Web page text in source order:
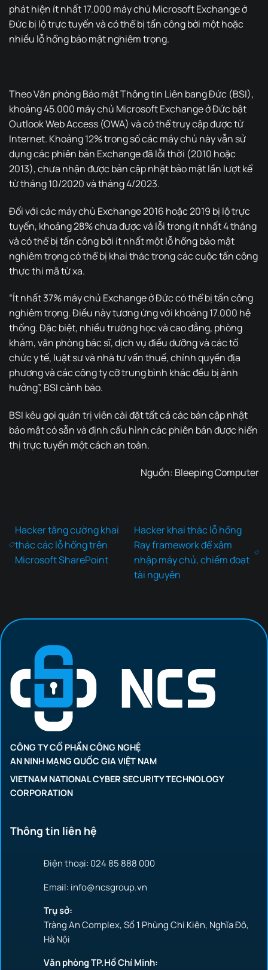
phát hiện ít nhất 17.000 máy chủ Microsoft Exchange ở
Đức bị lộ trực tuyến và có thể bị tấn công bởi một hoặc
nhiều lỗ hổng bảo mật nghiêm trọng.
Theo Văn phòng Bảo mật Thông tin Liên bang Đức (BSI),
khoảng 45.000 máy chủ Microsoft Exchange ở Đức bật
Outlook Web Access (OWA) và có thể truy cập được từ
Internet. Khoảng 12% trong số các máy chủ này vẫn sử
dụng các phiên bản Exchange đã lỗi thời (2010 hoặc
2013), chưa nhận được bản cập nhật bảo mật lần lượt kể
từ tháng 10/2020 và tháng 4/2023.
Đối với các máy chủ Exchange 2016 hoặc 2019 bị lộ trực
tuyến, khoảng 28% chưa được vá lỗi trong ít nhất 4 tháng
và có thể bị tấn công bởi ít nhất một lỗ hổng bảo mật
nghiêm trọng có thể bị khai thác trong các cuộc tấn công
thực thi mã từ xa.
“Ít nhất 37% máy chủ Exchange ở Đức có thể bị tấn công
nghiêm trọng. Điều này tương ứng với khoảng 17.000 hệ
thống. Đặc biệt, nhiều trường học và cao đẳng, phòng
khám, văn phòng bác sĩ, dịch vụ điều dưỡng và các tổ
chức y tế, luật sư và nhà tư vấn thuế, chính quyền địa
phương và các công ty cỡ trung bình khác đều bị ảnh
hưởng”, BSI cảnh báo.
BSI kêu gọi quản trị viên cài đặt tất cả các bản cập nhật
bảo mật có sẵn và định cấu hình các phiên bản được hiển
thị trực tuyến một cách an toàn.
Nguồn: Bleeping Computer
Hacker tăng cường khai
thác các lỗ hổng trên
Microsoft SharePoint
Hacker khai thác lỗ hổng
Ray framework để xâm
nhập máy chủ, chiếm đoạt
tài nguyên
CÔNG TY CỔ PHẦN CÔNG NGHỆ
AN NINH MẠNG QUỐC GIA VIỆT NAM
VIETNAM NATIONAL CYBER SECURITY TECHNOLOGY
CORPORATION
Thông tin liên hệ
Điện thoại: 024 85 888 000
Email: info@ncsgroup.vn
Trụ sở:
Tràng An Complex, Số 1 Phùng Chí Kiên, Nghĩa Đô,
Hà Nội
Văn phòng TP.Hồ Chí Minh: